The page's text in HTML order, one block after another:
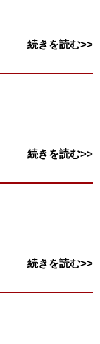
続きを読む>>
続きを読む>>
続きを読む>>